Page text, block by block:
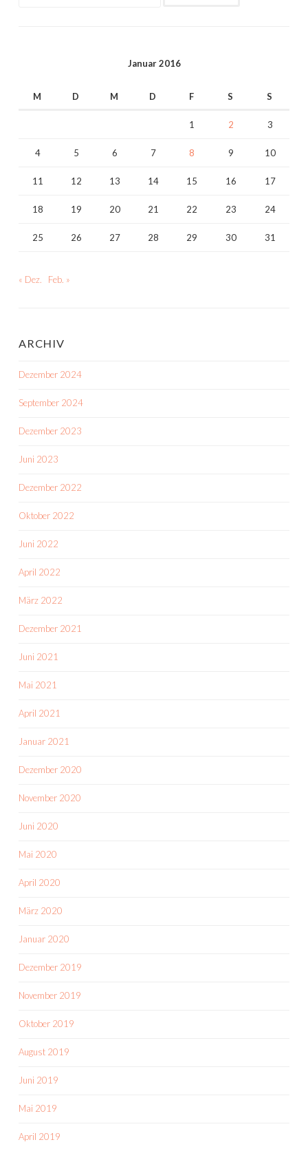
Januar 2016
M D M D F S S
1 2 3
4 5 6 7 8 9 10
11 12 13 14 15 16 17
18 19 20 21 22 23 24
25 26 27 28 29 30 31
« Dez. Feb. »
ARCHIV
Dezember 2024
September 2024
Dezember 2023
Juni 2023
Dezember 2022
Oktober 2022
Juni 2022
April 2022
März 2022
Dezember 2021
Juni 2021
Mai 2021
April 2021
Januar 2021
Dezember 2020
November 2020
Juni 2020
Mai 2020
April 2020
März 2020
Januar 2020
Dezember 2019
November 2019
Oktober 2019
August 2019
Juni 2019
Mai 2019
April 2019